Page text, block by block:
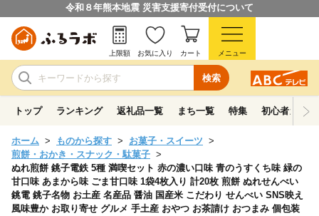
令和８年熊本地震 災害支援寄付受付について
検索
上限額 お気に入り カート メニュー
トップ ランキング 返礼品一覧 まち一覧 特集 初心者ガイド
ホーム ものから探す
お菓子・スイーツ
煎餅・おかき・スナック・駄菓子
ぬれ煎餅 銚子電鉄 5種 満喫セット 赤の濃い口味 青のうすくち味 緑の
甘口味 あまから味 ごま甘口味 1袋4枚入り 計20枚 煎餅 ぬれせんべい
銚電 銚子名物 お土産 名産品 醤油 国産米 こだわり せんべい SNS映え
風味豊か お取り寄せ グルメ 手土産 おやつ お茶請け おつまみ 個包装